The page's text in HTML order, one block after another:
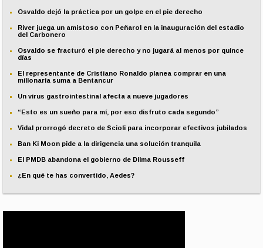
Osvaldo dejó la práctica por un golpe en el pie derecho
River juega un amistoso con Peñarol en la inauguración del estadio
del Carbonero
Osvaldo se fracturó el pie derecho y no jugará al menos por quince
días
El representante de Cristiano Ronaldo planea comprar en una
millonaria suma a Bentancur
Un virus gastrointestinal afecta a nueve jugadores
“Esto es un sueño para mí, por eso disfruto cada segundo”
Vidal prorrogó decreto de Scioli para incorporar efectivos jubilados
Ban Ki Moon pide a la dirigencia una solución tranquila
El PMDB abandona el gobierno de Dilma Rousseff
¿En qué te has convertido, Aedes?